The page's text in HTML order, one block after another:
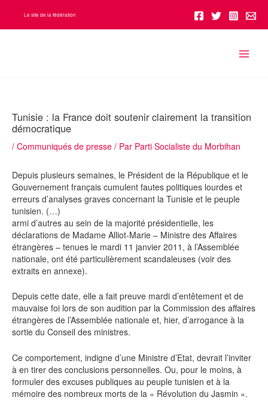
contenu
Le site de la fédération
Tunisie : la France doit soutenir clairement la transition
démocratique
/ Communiqués de presse / Par Parti Socialiste du Morbihan
Depuis plusieurs semaines, le Président de la République et le
Gouvernement français cumulent fautes politiques lourdes et
erreurs d’analyses graves concernant la Tunisie et le peuple
tunisien. (…)
armi d’autres au sein de la majorité présidentielle, les
déclarations de Madame Alliot-Marie – Ministre des Affaires
étrangères – tenues le mardi 11 janvier 2011, à l’Assemblée
nationale, ont été particulièrement scandaleuses (voir des
extraits en annexe).
Depuis cette date, elle a fait preuve mardi d’entêtement et de
mauvaise foi lors de son audition par la Commission des affaires
étrangères de l’Assemblée nationale et, hier, d’arrogance à la
sortie du Conseil des ministres.
Ce comportement, indigne d’une Ministre d’Etat, devrait l’inviter
à en tirer des conclusions personnelles. Ou, pour le moins, à
formuler des excuses publiques au peuple tunisien et à la
mémoire des nombreux morts de la « Révolution du Jasmin ».